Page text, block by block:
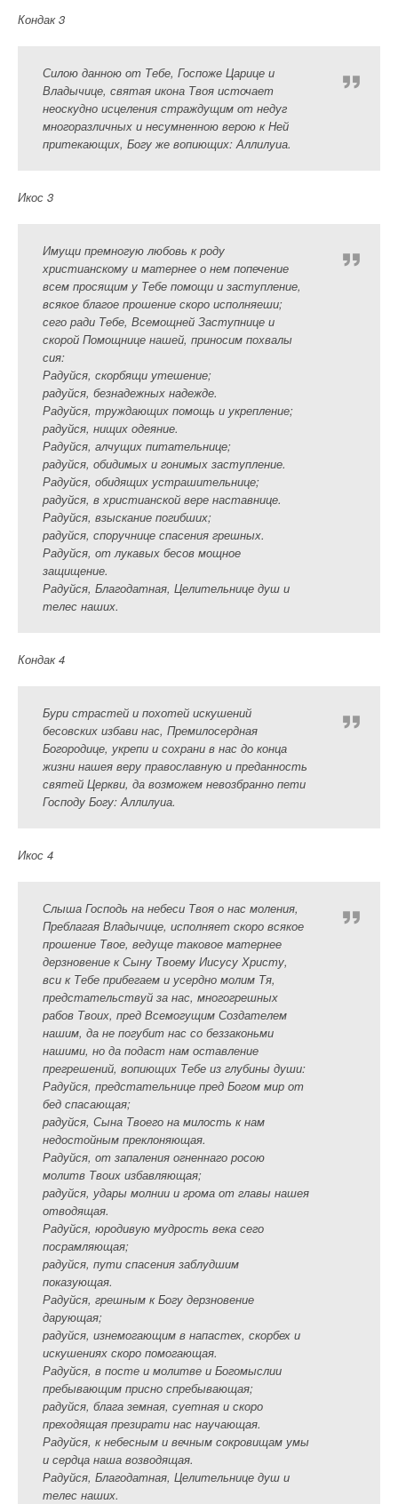
Кондак 3
Силою данною от Тебе, Госпоже Царице и
Владычице, святая икона Твоя источает
неоскудно исцеления страждущим от недуг
многоразличных и несумненною верою к Ней
притекающих, Богу же вопиющих: Аллилуиа.
Икос 3
Имущи премногую любовь к роду
христианскому и матернее о нем попечение
всем просящим у Тебе помощи и заступление,
всякое благое прошение скоро исполняеши;
сего ради Тебе, Всемощней Заступнице и
скорой Помощнице нашей, приносим похвалы
сия:
Радуйся, скорбящи утешение;
радуйся, безнадежных надежде.
Радуйся, труждающих помощь и укрепление;
радуйся, нищих одеяние.
Радуйся, алчущих питательнице;
радуйся, обидимых и гонимых заступление.
Радуйся, обидящих устрашительнице;
радуйся, в христианской вере наставнице.
Радуйся, взыскание погибших;
радуйся, споручнице спасения грешных.
Радуйся, от лукавых бесов мощное
защищение.
Радуйся, Благодатная, Целительнице душ и
телес наших.
Кондак 4
Бури страстей и похотей искушений
бесовских избави нас, Премилосердная
Богородице, укрепи и сохрани в нас до конца
жизни нашея веру православную и преданность
святей Церкви, да возможем невозбранно пети
Господу Богу: Аллилуиа.
Икос 4
Слыша Господь на небеси Твоя о нас моления,
Преблагая Владычице, исполняет скоро всякое
прошение Твое, ведуще таковое матернее
дерзновение к Сыну Твоему Иисусу Христу,
вси к Тебе прибегаем и усердно молим Тя,
предстательствуй за нас, многогрешных
рабов Твоих, пред Всемогущим Создателем
нашим, да не погубит нас со беззаконьми
нашими, но да подаст нам оставление
прегрешений, вопиющих Тебе из глубины души:
Радуйся, предстательнице пред Богом мир от
бед спасающая;
радуйся, Сына Твоего на милость к нам
недостойным преклоняющая.
Радуйся, от запаления огненнаго росою
молитв Твоих избавляющая;
радуйся, удары молнии и грома от главы нашея
отводящая.
Радуйся, юродивую мудрость века сего
посрамляющая;
радуйся, пути спасения заблудшим
показующая.
Радуйся, грешным к Богу дерзновение
дарующая;
радуйся, изнемогающим в напастех, скорбех и
искушениях скоро помогающая.
Радуйся, в посте и молитве и Богомыслии
пребывающим присно спребывающая;
радуйся, блага земная, суетная и скоро
преходящая презирати нас научающая.
Радуйся, к небесным и вечным сокровищам умы
и сердца наша возводящая.
Радуйся, Благодатная, Целительнице душ и
телес наших.